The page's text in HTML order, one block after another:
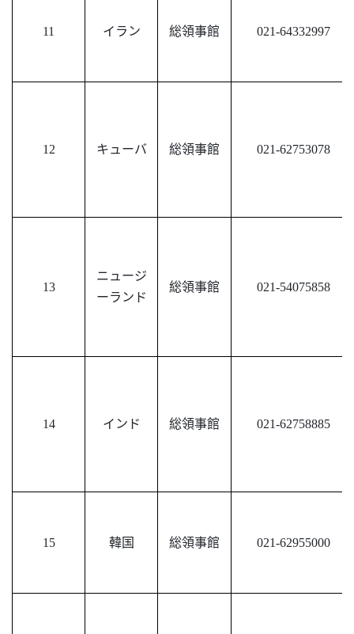
11 イラン 総領事館 021-64332997
12 キューバ 総領事館 021-62753078
13
ニュージ
ーランド
総領事館 021-54075858
14 インド 総領事館 021-62758885
15 韓国 総領事館 021-62955000